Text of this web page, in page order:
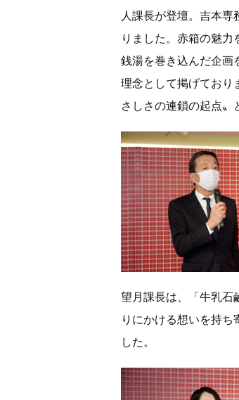
人課長が登壇。吉本
りました。赤箱の魅
銭湯を巻き込んだ企画
理念として掲げており
さしさの連鎖の起点〟
望月課長は、「牛乳石
りにかける想いを持ち
した。